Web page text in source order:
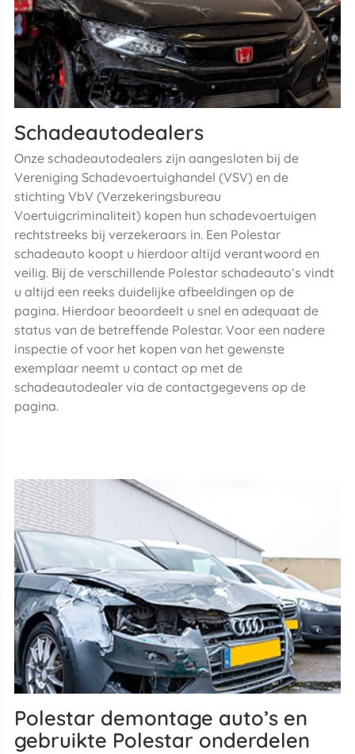
Schadeautodealers
Onze schadeautodealers zijn aangesloten bij de
Vereniging Schadevoertuighandel (VSV) en de
stichting VbV (Verzekeringsbureau
Voertuigcriminaliteit) kopen hun schadevoertuigen
rechtstreeks bij verzekeraars in. Een Polestar
schadeauto koopt u hierdoor altijd verantwoord en
veilig. Bij de verschillende Polestar schadeauto’s vindt
u altijd een reeks duidelijke afbeeldingen op de
pagina. Hierdoor beoordeelt u snel en adequaat de
status van de betreffende Polestar. Voor een nadere
inspectie of voor het kopen van het gewenste
exemplaar neemt u contact op met de
schadeautodealer via de contactgegevens op de
pagina.
Polestar demontage auto’s en
gebruikte Polestar onderdelen